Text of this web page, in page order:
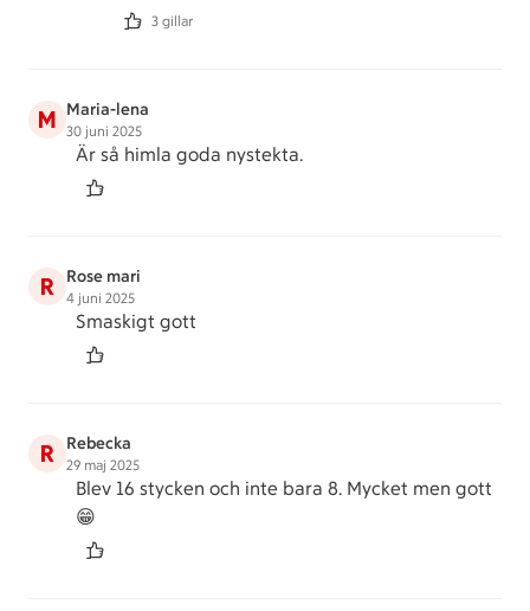
3 gillar
M Maria-lena
30 juni 2025
Är så himla goda nystekta.
R Rose mari
4 juni 2025
Smaskigt gott
R Rebecka
29 maj 2025
Blev 16 stycken och inte bara 8. Mycket men gott
😁